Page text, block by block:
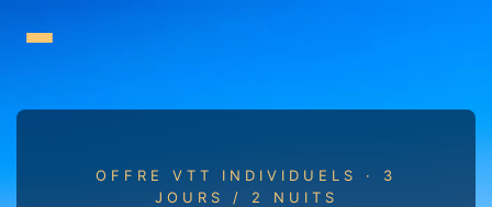
OFFRE VTT INDIVIDUELS · 3
JOURS / 2 NUITS